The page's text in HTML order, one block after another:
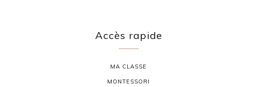
Accès rapide
MA CLASSE
MONTESSORI